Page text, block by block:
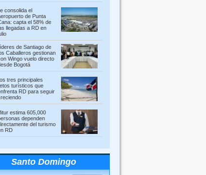
consolida el
de Punta
capta el 58% de
llegadas a RD en
de Santiago de
Caballeros gestionan
Wingo vuelo directo
Bogotá
tres principales
turísticos que
RD para seguir
estima 605,000
dependen
del turismo
RD
Santo Domingo